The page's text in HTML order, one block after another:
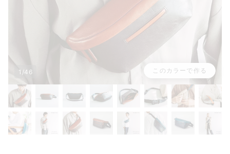
1/46 このカラーで作る